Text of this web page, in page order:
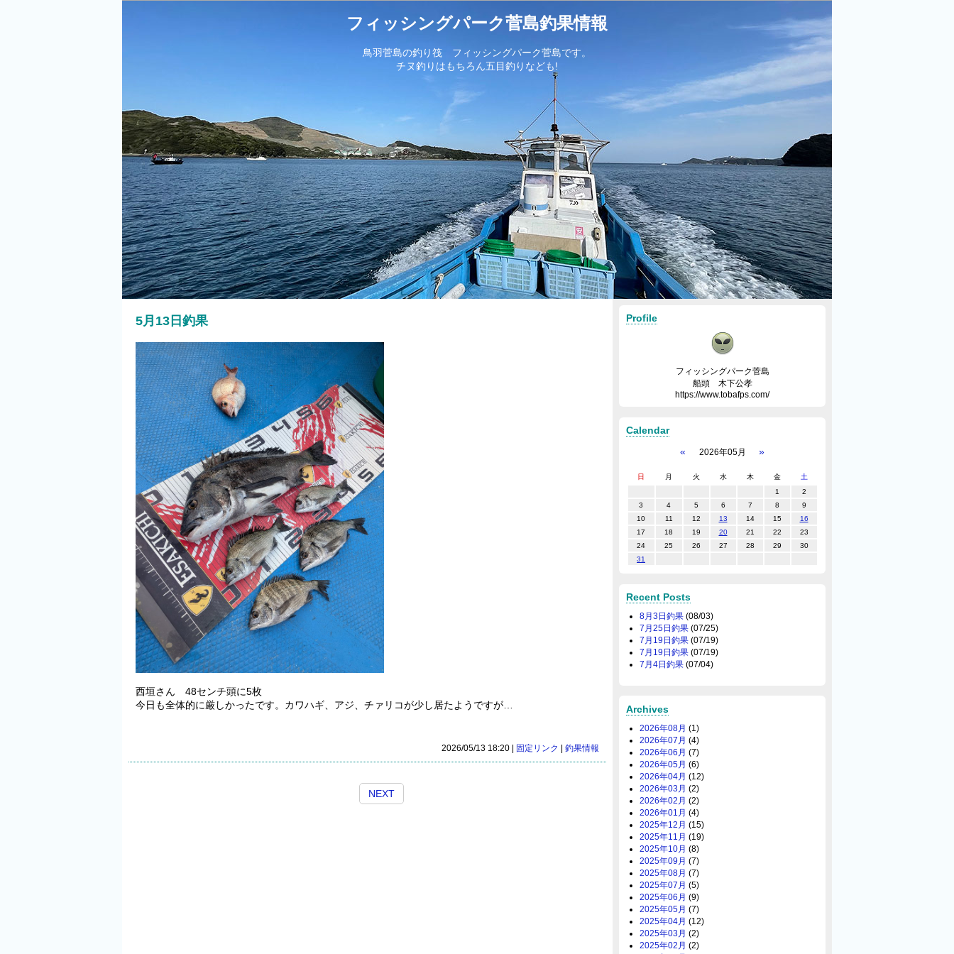
フィッシングパーク菅島釣果情報
鳥羽菅島の釣り筏 フィッシングパーク菅島です。
チヌ釣りはもちろん五目釣りなども!
5月13日釣果
西垣さん 48センチ頭に5枚
今日も全体的に厳しかったです。カワハギ、アジ、チァリコが少し居たようですが…
2026/05/13 18:20 | 固定リンク | 釣果情報
NEXT
Profile
フィッシングパーク菅島
船頭 木下公孝
https://www.tobafps.com/
Calendar
«
2026年05月 »
日 月 火 水 木 金
土
1
2
3
4 5 6 7 8
9
10
11 12 13 14 15
16
17
18 19 20 21 22
23
24
25 26 27 28 29
30
31
Recent Posts
8月3日釣果 (08/03)
7月25日釣果 (07/25)
7月19日釣果 (07/19)
7月19日釣果 (07/19)
7月4日釣果 (07/04)
Archives
2026年08月 (1)
2026年07月 (4)
2026年06月 (7)
2026年05月 (6)
2026年04月 (12)
2026年03月 (2)
2026年02月 (2)
2026年01月 (4)
2025年12月 (15)
2025年11月 (19)
2025年10月 (8)
2025年09月 (7)
2025年08月 (7)
2025年07月 (5)
2025年06月 (9)
2025年05月 (7)
2025年04月 (12)
2025年03月 (2)
2025年02月 (2)